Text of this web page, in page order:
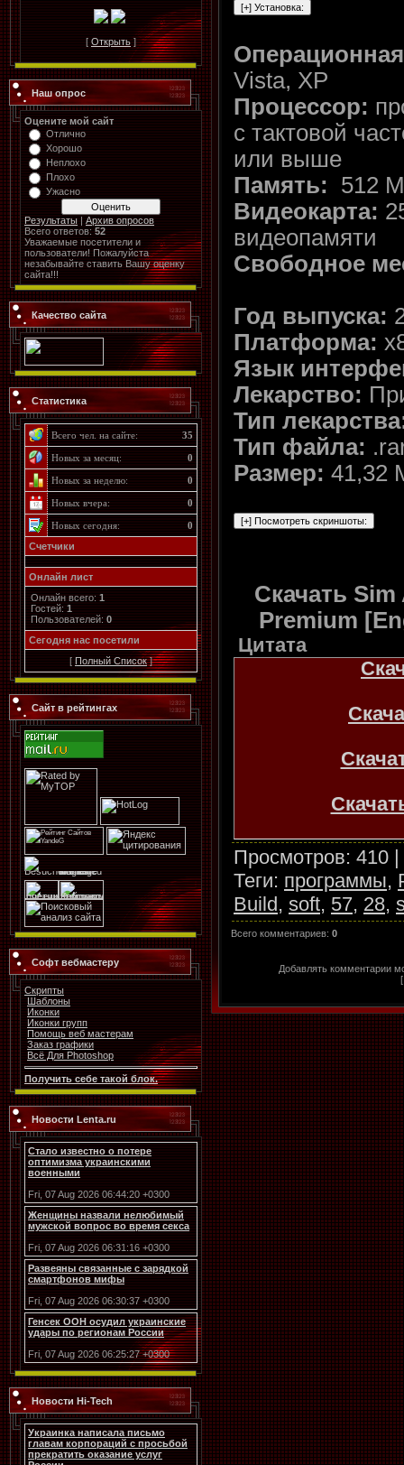
[ Открыть]
Наш опрос
Оцените мой сайт
Отлично
Хорошо
Неплохо
Плохо
Ужасно
Результаты
Архив опросов
Всего ответов: 52
Уважаемые посетители и
пользователи! Пожалуйста
незабывайте ставить Вашу оценку
сайта!!!
Качество сайта
Статистика
Всего чел. на сайте: 35
Новых за месяц: 0
Новых за неделю: 0
Новых вчера: 0
Новых сегодня:
0
Счетчики
Онлайн лист
Онлайн всего: 1
Гостей: 1
Пользователей: 0
Cегодня нас посетили
[ Полный Список]
Сайт в рейтингах
Софт вебмастеру
Скрипты
Шаблоны
Иконки
Иконки групп
Помощь веб мастерам
Заказ графики
Всё Для Photoshop
Получить себе такой блок.
Новости Lenta.ru
Стало известно о потере
оптимизма украинскими
военными
Fri, 07 Aug 2026 06:44:20 +0300
Женщины назвали нелюбимый
мужской вопрос во время секса
Fri, 07 Aug 2026 06:31:16 +0300
Развеяны связанные с зарядкой
смартфонов мифы
Fri, 07 Aug 2026 06:30:37 +0300
Генсек ООН осудил украинские
удары по регионам России
Fri, 07 Aug 2026 06:25:27 +0300
Новости Hi-Tech
Украинка написала письмо
главам корпораций с просьбой
прекратить оказание услуг
Vista, XР
Процессор:
с тактовой
или выше
Память: 512
Видеокарта:
видеопамяти
Свободное
Год выпуска:
Платформа:
Язык
Лекарство:
Тип
Тип файла:
Размер: 41,32
Скачать
Premium
Цитата
href="http://
57.rar</a>]
Просмотров: 410 |
Теги: программы,
Build, soft, 57, 28,
Всего комментариев: 0
Добавлять комментарии